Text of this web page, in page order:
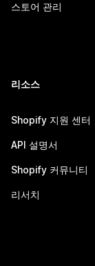
스토어 관리
리소스
Shopify 지원 센터
API 설명서
Shopify 커뮤니티
리서치